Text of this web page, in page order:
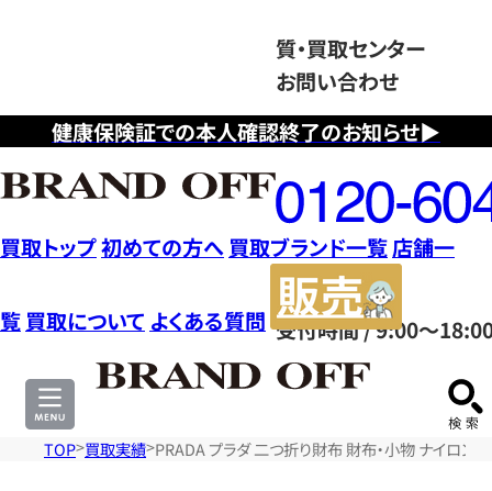
健康保険証での本人確認終了のお知らせ▶
質・買取センター
お問い合わせ
フ
リ
ー
ダ
イ
ヤ
ル
0120604117
受付時間 / 9:00～
買取トップ初めての方へ 買取ブランド一覧店舗一
覧 買取について よくある質問
サ
TOP 買取実績 PRADA プラダ 二つ折り財布 財布・小物 ナイロン